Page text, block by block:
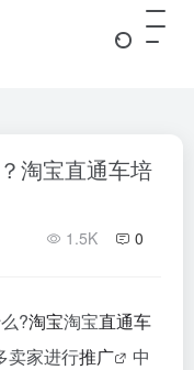
淘宝直通车培
1.5K 0
?淘宝淘宝直通车
卖家进行推广
中